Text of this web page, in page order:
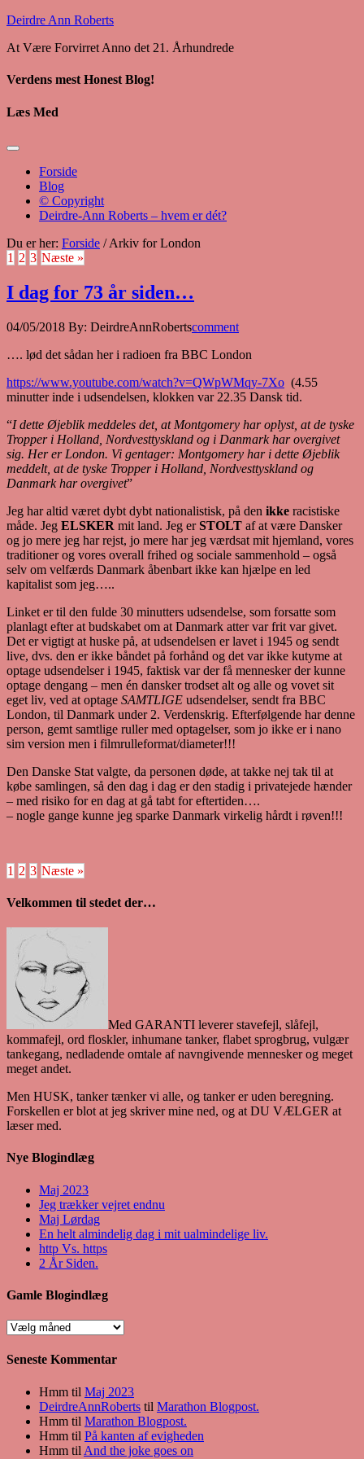
Deirdre Ann Roberts
At Være Forvirret Anno det 21. Århundrede
Verdens mest Honest Blog!
Læs Med
Forside
Blog
© Copyright
Deirdre-Ann Roberts – hvem er dét?
Du er her: Forside /Arkiv for London
1 2 3 Næste »
I dag for 73 år siden…
04/05/2018 By: DeirdreAnnRobertscomment
…. lød det sådan her i radioen fra BBC London
https://www.youtube.com/watch?v=QWpWMqy-7Xo (4.55
minutter inde i udsendelsen, klokken var 22.35 Dansk tid.
“I dette Øjeblik meddeles det, at Montgomery har oplyst, at de tyske
Tropper i Holland, Nordvesttyskland og i Danmark har overgivet
sig. Her er London. Vi gentager: Montgomery har i dette Øjeblik
meddelt, at de tyske Tropper i Holland, Nordvesttyskland og
Danmark har overgivet”
Jeg har altid været dybt dybt nationalistisk, på den ikke racistiske
måde. Jeg ELSKER mit land. Jeg erSTOLT af at være Dansker
og jo mere jeg har rejst, jo mere har jeg værdsat mit hjemland, vores
traditioner og vores overall frihed og sociale sammenhold – også
selv om velfærds Danmark åbenbart ikke kan hjælpe en led
kapitalist som jeg…..
Linket er til den fulde 30 minutters udsendelse, som forsatte som
planlagt efter at budskabet om at Danmark atter var frit var givet.
Det er vigtigt at huske på, at udsendelsen er lavet i 1945 og sendt
live, dvs. den er ikke båndet på forhånd og det var ikke kutyme at
optage udsendelser i 1945, faktisk var der få mennesker der kunne
optage dengang – men én dansker trodset alt og alle og vovet sit
eget liv, ved at optage SAMTLIGE udsendelser, sendt fra BBC
London, til Danmark under 2. Verdenskrig. Efterfølgende har denne
person, gemt samtlige ruller med optagelser, som jo ikke er i nano
sim version men i filmrulleformat/diameter!!!
Den Danske Stat valgte, da personen døde, at takke nej tak til at
købe samlingen, så den dag i dag er den stadig i privatejede hænder
– med risiko for en dag at gå tabt for eftertiden….
– nogle gange kunne jeg sparke Danmark virkelig hårdt i røven!!!
1 2 3 Næste »
Velkommen til stedet der…
Med GARANTI leverer stavefejl, slåfejl,
kommafejl, ord floskler, inhumane tanker, flabet sprogbrug, vulgær
tankegang, nedladende omtale af navngivende mennesker og meget
meget andet.
Men HUSK, tanker tænker vi alle, og tanker er uden beregning.
Forskellen er blot at jeg skriver mine ned, og at DU VÆLGER at
læser med.
Nye Blogindlæg
Maj 2023
Jeg trækker vejret endnu
Maj Lørdag
En helt almindelig dag i mit ualmindelige liv.
http Vs. https
2 År Siden.
Gamle Blogindlæg
Gamle
Seneste Kommentar
Hmm til Maj 2023
DeirdreAnnRoberts til Marathon Blogpost.
Hmm til Marathon Blogpost.
Hmm til På kanten af evigheden
Hmm til And the joke goes on